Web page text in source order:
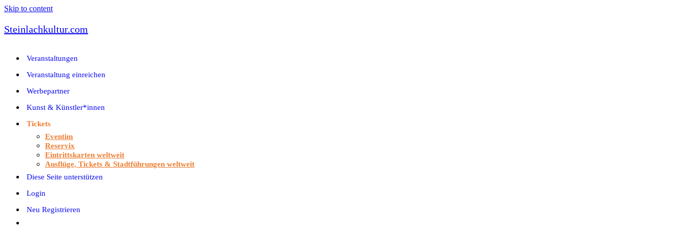
Skip to content
Steinlachkultur.com
Veranstaltungen
Veranstaltung einreichen
Werbepartner
Kunst & Künstler*innen
Tickets
Eventim
Reservix
Eintrittskarten weltweit
Ausflüge, Tickets & Stadtführungen weltweit
Diese Seite unterstützen
Login
Neu Registrieren